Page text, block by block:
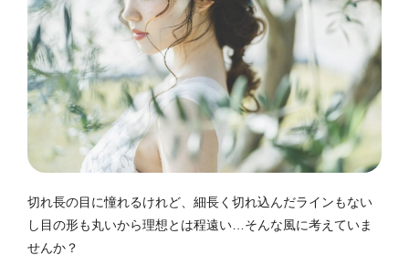
切れ長の目に憧れるけれど、細長く切れ込んだラインもない
し目の形も丸いから理想とは程遠い…そんな風に考えていま
せんか？